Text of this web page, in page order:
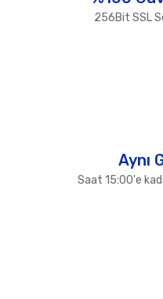
Ürün fiyatı diğer
256Bit SSL
Aynı
Saat 15:00'e